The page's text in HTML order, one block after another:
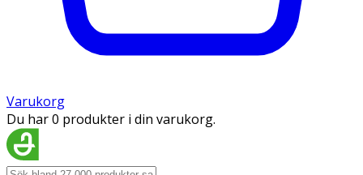
Varukorg
Du har 0 produkter i din varukorg.